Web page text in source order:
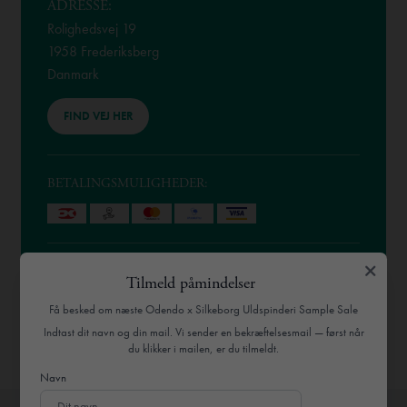
Tilmeld påmindelser
Få besked om næste Odendo x Silkeborg Uldspinderi Sample Sale
Indtast dit navn og din mail. Vi sender en bekræftelsesmail — først når
du klikker i mailen, er du tilmeldt.
Navn
ADRESSE:
Rolighedsvej 19
1958 Frederiksberg
Danmark
FIND VEJ HER
BETALINGSMULIGHEDER:
BESØG HJEMMESIDE